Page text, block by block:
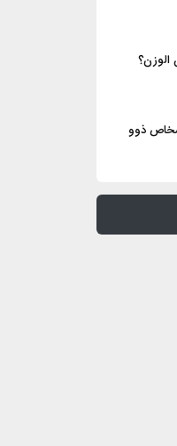
الوزن؟
ذوو